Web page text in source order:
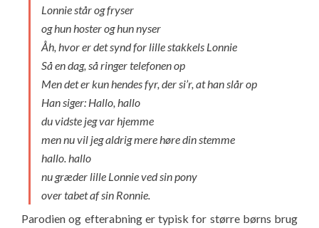
Lonnie står og fryser
og hun hoster og hun nyser
Åh, hvor er det synd for lille stakkels Lonnie
Så en dag, så ringer telefonen op
Men det er kun hendes fyr, der si’r, at han slår op
Han siger: Hallo, hallo
du vidste jeg var hjemme
men nu vil jeg aldrig mere høre din stemme
hallo. hallo
nu græder lille Lonnie ved sin pony
over tabet af sin Ronnie.
Parodien og efterabning er typisk for større børns brug